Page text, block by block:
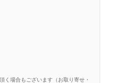
く場合もございます（お取り寄せ・